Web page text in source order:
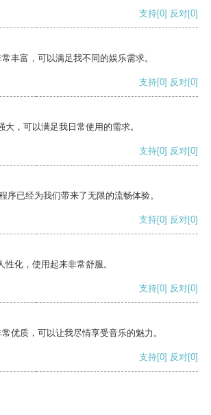
支持[0] 反对[0]
丰富，可以满足我不同的娱乐需求。
支持[0] 反对[0]
，可以满足我日常使用的需求。
支持[0] 反对[0]
序已经为我们带来了无限的流畅体验。
支持[0] 反对[0]
化，使用起来非常舒服。
支持[0] 反对[0]
优质，可以让我尽情享受音乐的魅力。
支持[0] 反对[0]